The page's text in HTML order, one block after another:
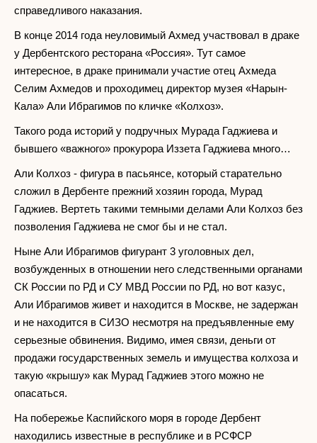
справедливого наказания.
В конце 2014 года неуловимый Ахмед участвовал в драке
у Дербентского ресторана «Россия». Тут самое
интересное, в драке принимали участие отец Ахмеда
Селим Ахмедов и проходимец директор музея «Нарын-
Кала» Али Ибрагимов по кличке «Колхоз».
Такого рода историй у подручных Мурада Гаджиева и
бывшего «важного» прокурора Иззета Гаджиева много…
Али Колхоз - фигура в пасьянсе, который старательно
сложил в Дербенте прежний хозяин города, Мурад
Гаджиев. Вертеть такими темными делами Али Колхоз без
позволения Гаджиева не смог бы и не стал.
Ныне Али Ибрагимов фигурант 3 уголовных дел,
возбужденных в отношении него следственными органами
СК России по РД и СУ МВД России по РД, но вот казус,
Али Ибрагимов живет и находится в Москве, не задержан
и не находится в СИЗО несмотря на предъявленные ему
серьезные обвинения. Видимо, имея связи, деньги от
продажи государственных земель и имущества колхоза и
такую «крышу» как Мурад Гаджиев этого можно не
опасаться.
На побережье Каспийского моря в городе Дербент
находились известные в республике и в РСФСР